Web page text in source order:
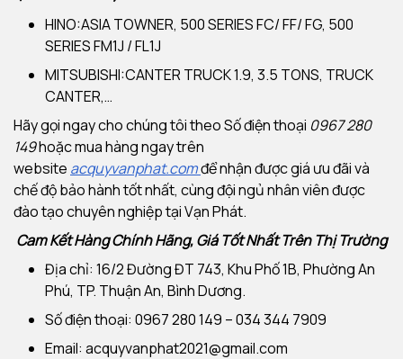
HINO:ASIA TOWNER, 500 SERIES FC/ FF/ FG, 500
SERIES FM1J / FL1J
MITSUBISHI:CANTER TRUCK 1.9, 3.5 TONS, TRUCK
CANTER,…
Hãy gọi ngay cho chúng tôi theo Số điện thoại 0967 280
149hoặc mua hàng ngay trên
website acquyvanphat.comđể nhận được giá ưu đãi và
chế độ bảo hành tốt nhất, cùng đội ngủ nhân viên được
đào tạo chuyên nghiệp tại Vạn Phát.
Cam Kết Hàng Chính Hãng, Giá Tốt Nhất Trên Thị Trường
Địa chỉ: 16/2 Đường ĐT 743, Khu Phố 1B, Phường An
Phú, TP. Thuận An, Bình Dương.
Số điện thoại: 0967 280 149 – 034 344 7909
Email: acquyvanphat2021@gmail.com